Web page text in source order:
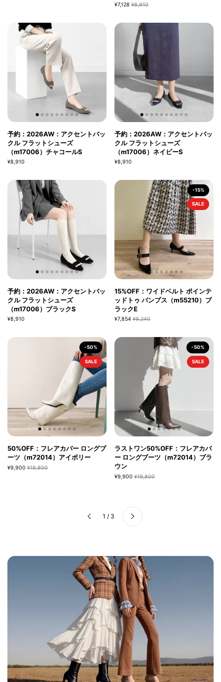
¥7,128 ¥8,910
予約：2026AW：アクセントバッ
クル フラットシューズ
（m17006）チャコールS
¥8,910
予約：2026AW：アクセントバッ
クル フラットシューズ
（m17006）ネイビーS
¥8,910
予約：2026AW：アクセントバッ
クル フラットシューズ
（m17006）ブラックS
¥8,910
15%OFF：ワイドベルト ポインテ
ッドトゥ パンプス（m55210）ブ
ラックE
¥7,854 ¥9,240
-15%
SALE
50%OFF：フレアカバー ロングブ
ーツ（m72014）アイボリー
¥9,900 ¥19,800
-50%
SALE
ラストワン50%OFF：フレアカバ
ー ロングブーツ（m72014）ブラ
ウン
¥9,900 ¥19,800
-50%
SALE
前へ 1 / 3 次へ